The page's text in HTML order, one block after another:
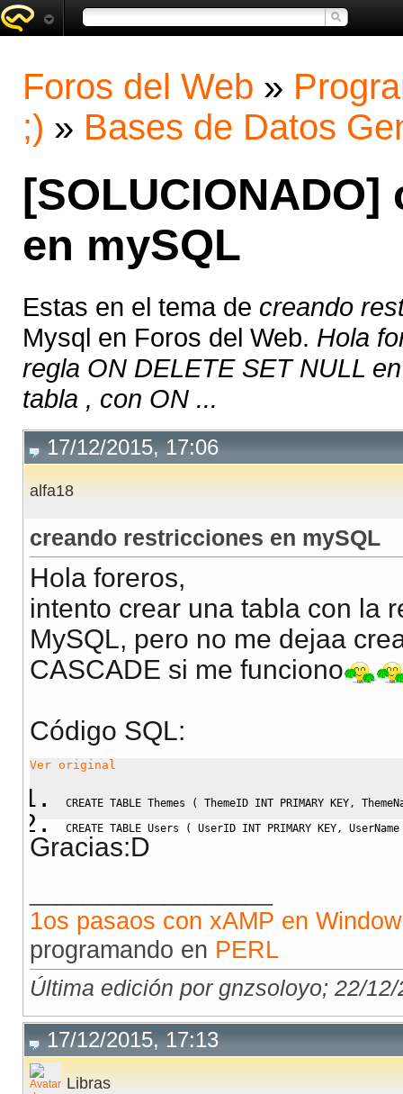
Foros del Web »
;) » Bases de Datos
en mySQL
Estas en el tema de creando
Mysql en Foros del Web. Hola
regla ON DELETE SET NULL
tabla , con ON ...
17/12/2015, 17:06
alfa18
creando restricciones en mySQL
Hola foreros,
intento crear una tabla con la
MySQL, pero no me dejaa
CASCADE si me funciono
Código SQL:
Ver original
CREATE TABLE Themes ( ThemeID INT PRIMARY KEY ,
CREATE TABLE Users ( UserID INT PRIMARY KEY ,
Gracias:D
1os pasaos con xAMP en
programando en PERL
Última edición por gnzsoloyo; 22/
17/12/2015, 17:13
Libras